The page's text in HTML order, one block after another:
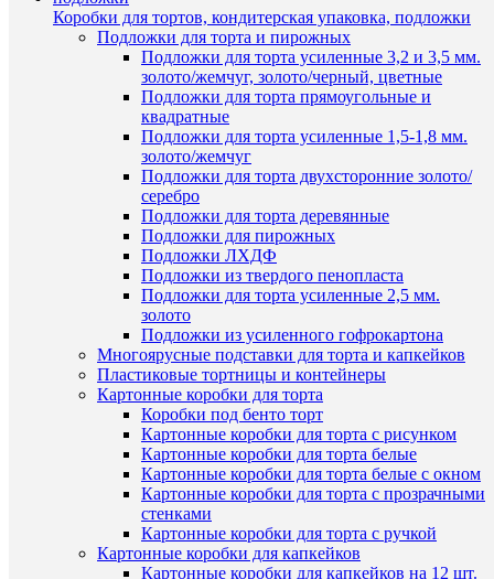
Коробки для тортов, кондитерская упаковка, подложки
Подложки для торта и пирожных
Подложки для торта усиленные 3,2 и 3,5 мм.
золото/жемчуг, золото/черный, цветные
Подложки для торта прямоугольные и
квадратные
Подложки для торта усиленные 1,5-1,8 мм.
золото/жемчуг
Подложки для торта двухсторонние золото/
серебро
Подложки для торта деревянные
Подложки для пирожных
Подложки ЛХДФ
Подложки из твердого пенопласта
Подложки для торта усиленные 2,5 мм.
золото
Подложки из усиленного гофрокартона
Многоярусные подставки для торта и капкейков
Пластиковые тортницы и контейнеры
Картонные коробки для торта
Коробки под бенто торт
Картонные коробки для торта с рисунком
Картонные коробки для торта белые
Картонные коробки для торта белые с окном
Картонные коробки для торта с прозрачными
стенками
Картонные коробки для торта с ручкой
Картонные коробки для капкейков
Картонные коробки для капкейков на 12 шт.
1
клик
К
В
Быстрый
розовый
гр.
В
Купить